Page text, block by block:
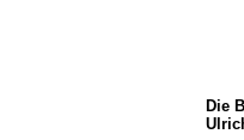
Die